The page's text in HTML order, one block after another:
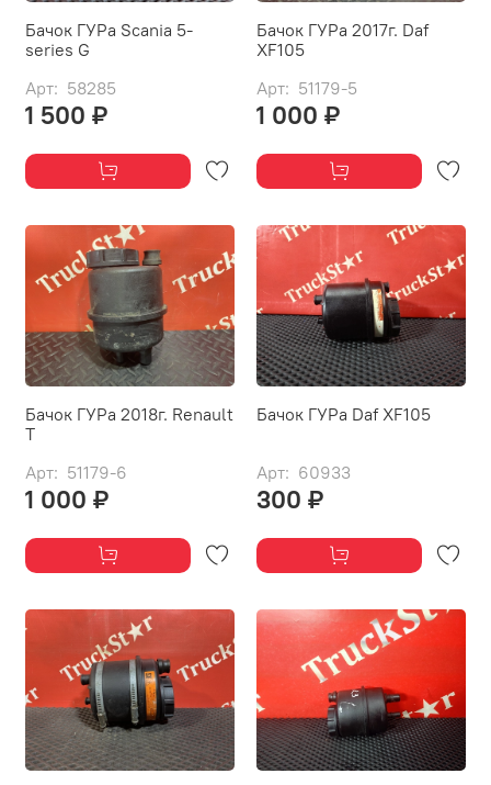
Бачок ГУРа Scania 5-
series G
Арт: 58285
1 500 ₽
Бачок ГУРа 2017г. Daf
XF105
Арт: 51179-5
1 000 ₽
Бачок ГУРа 2018г. Renault
T
Арт: 51179-6
1 000 ₽
Бачок ГУРа Daf XF105
Арт: 60933
300 ₽